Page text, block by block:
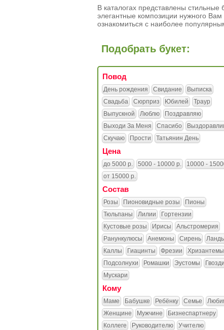
В каталогах представлены
элегантные композиции нужного
ознакомиться с наиболее
Подобрать букет:
Повод
День рождения Свидание
Выписка
Свадьба
Сюрприз Юбилей
Траур
Выпускной
Люблю
Поздравляю
Выходи За Меня
Спасибо
Скучаю
Прости Татьянин День
Цена
до 5000 р. 5000 - 10000 р.
10000 -
от 15000 р.
Состав
Розы Пионовидные розы
Пионы
Тюльпаны
Лилии
Гортензии
Кустовые розы
Ирисы
Альстромерия
Ранункулюсы
Анемоны Сирень
Каллы
Гиацинты Фрезии
Хризантемы
Подсолнухи
Ромашки Эустомы
Мускари
Кому
Маме Бабушке Ребёнку Семье
Женщине
Мужчине
Бизнеспартнеру
Коллеге
Руководителю Учителю